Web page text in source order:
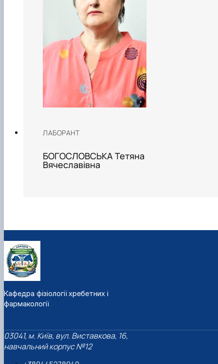
ЛАБОРАНТ
БОГОСЛОВСЬКА Тетяна
Вячеславівна
Кафедра фізіології хребетних і
фармакології
03041, м. Київ, вул. Виставкова, 16,
навчальний корпус №12